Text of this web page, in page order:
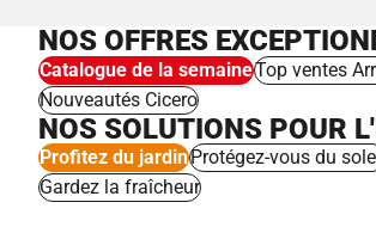
NOS OFFRES
Catalogue de la semaineTop ventes
Nouveautés Cicero
NOS SOLUTIONS POUR
Profitez du jardinProtégez-vous du
Gardez la fraîcheur